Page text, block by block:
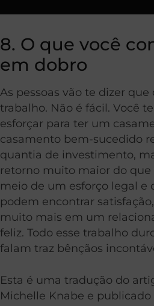
8. O que você
em dobro
As pessoas vão te dizer
trabalho. Não é fácil. Você
esforçar para ter um
casamento bem-sucedido
quantia de investimento,
retorno muito maior do que
meio de um esforço legal e
podem encontrar
muito mais em um
feliz. Todo esse trabalho
falam traz bênçãos
Esta é uma tradução do
Michelle Knabe e